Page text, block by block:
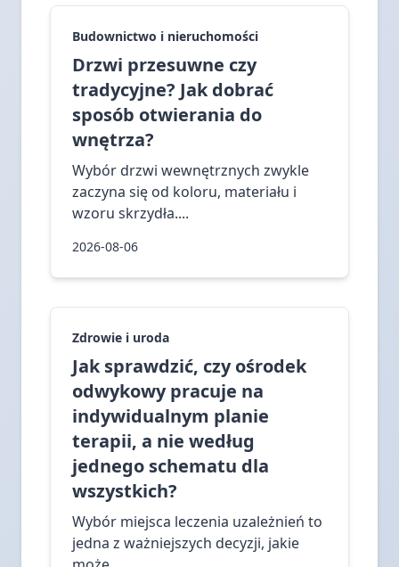
Budownictwo i nieruchomości
Drzwi przesuwne czy
tradycyjne? Jak dobrać
sposób otwierania do
wnętrza?
Wybór drzwi wewnętrznych zwykle
zaczyna się od koloru, materiału i
wzoru skrzydła....
2026-08-06
Zdrowie i uroda
Jak sprawdzić, czy ośrodek
odwykowy pracuje na
indywidualnym planie
terapii, a nie według
jednego schematu dla
wszystkich?
Wybór miejsca leczenia uzależnień to
jedna z ważniejszych decyzji, jakie